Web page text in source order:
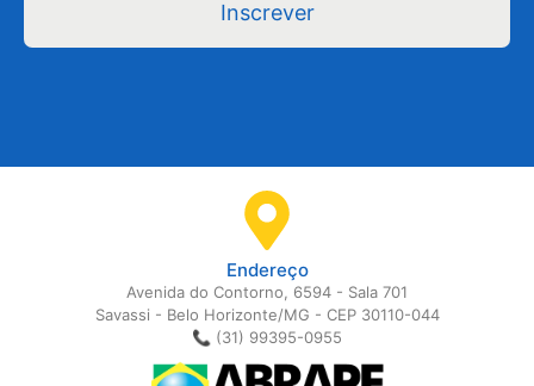
Inscrever
Endereço
Avenida do Contorno, 6594 - Sala 701
Savassi - Belo Horizonte/MG - CEP 30110-044
📞 (31) 99395-0955